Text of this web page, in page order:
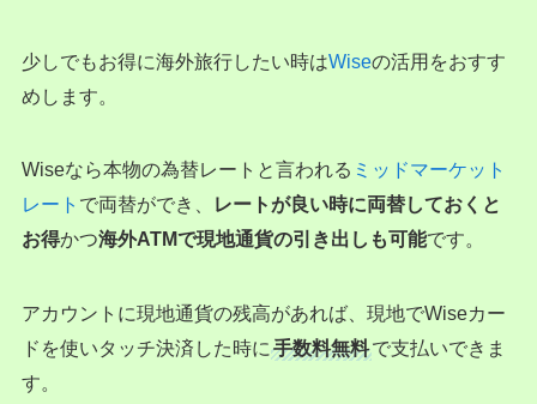
少しでもお得に海外旅行したい時はWiseの活用をおすす
めします。
Wiseなら本物の為替レートと言われる ミッドマーケット
レート で両替ができ、
レートが良い時に両替しておくと
お得かつ海外ATMで現地通貨の引き出しも可能です。
アカウントに現地通貨の残高があれば、現地でWiseカー
ドを使いタッチ決済した時に 手数料無料で支払いできま
す。